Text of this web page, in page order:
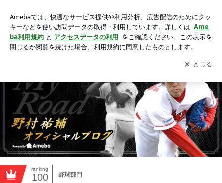
アプリをダウンロードして ブログの更新通知
を受け取りまし
ょう。
開く
ranking
100 野球部門